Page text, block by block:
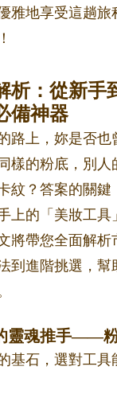
雅地享受這趟旅
析：從新手
備神器
路上，妳是否也
樣的粉底，別人
紋？答案的關鍵
上的「美妝工具
將帶您全面解析
到進階挑選，幫
靈魂推手——
基石，選對工具